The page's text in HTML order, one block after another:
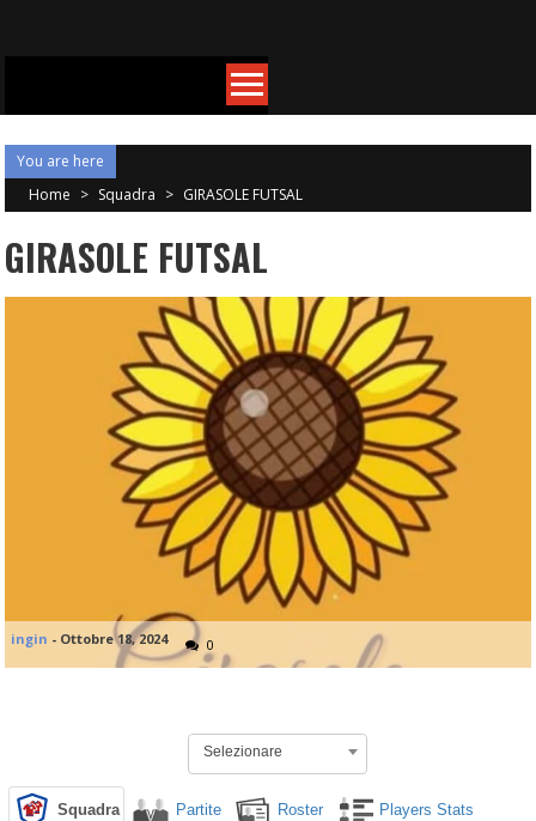
You are here
Home > Squadra > GIRASOLE FUTSAL
GIRASOLE FUTSAL
ingin - Ottobre 18, 2024 0
Selezionare
Squadra Partite Roster Players Stats